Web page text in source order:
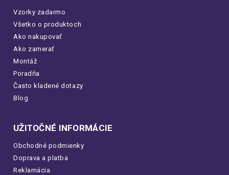
Vzorky zadarmo
Všetko o produktoch
Ako nakupovať
Ako zamerať
Montáž
Poradňa
Často kladené dotazy
Blog
UŽITOČNÉ INFORMÁCIE
Obchodné podmienky
Doprava a platba
Reklamácia